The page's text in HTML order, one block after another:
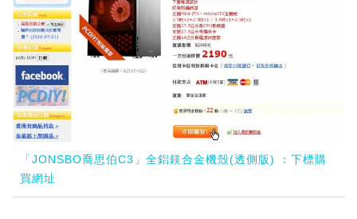
「JONSBO喬思伯C3」全鋁鎂合金機殼(透側版) ：下標購
買網址